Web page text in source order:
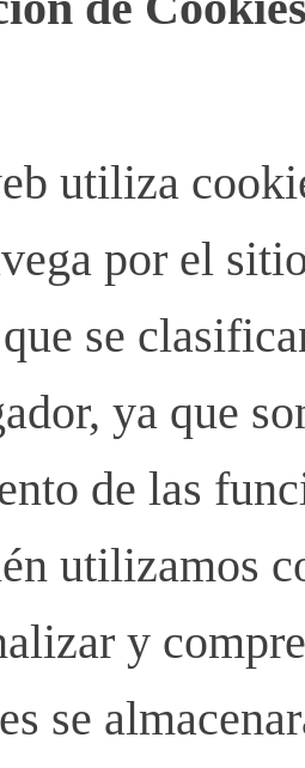
utiliza
por el
se
ya que
de las
utilizamos
y
se